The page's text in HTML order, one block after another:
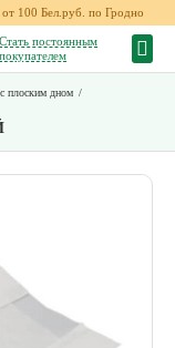
100 Бел.руб. по Гродно
Стать постоянным
покупателем
плоским дном /